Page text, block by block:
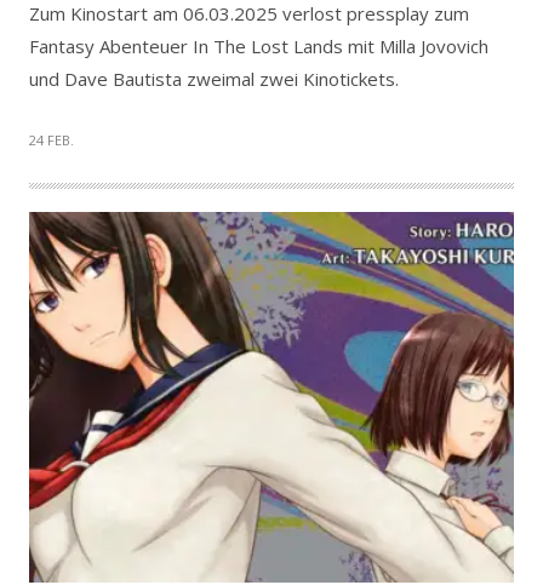
Zum Kinostart am 06.03.2025 verlost pressplay zum
Fantasy Abenteuer In The Lost Lands mit Milla Jovovich
und Dave Bautista zweimal zwei Kinotickets.
24 FEB.